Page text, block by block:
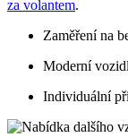
za volantem.
Zaměření na
Moderní
Individuální